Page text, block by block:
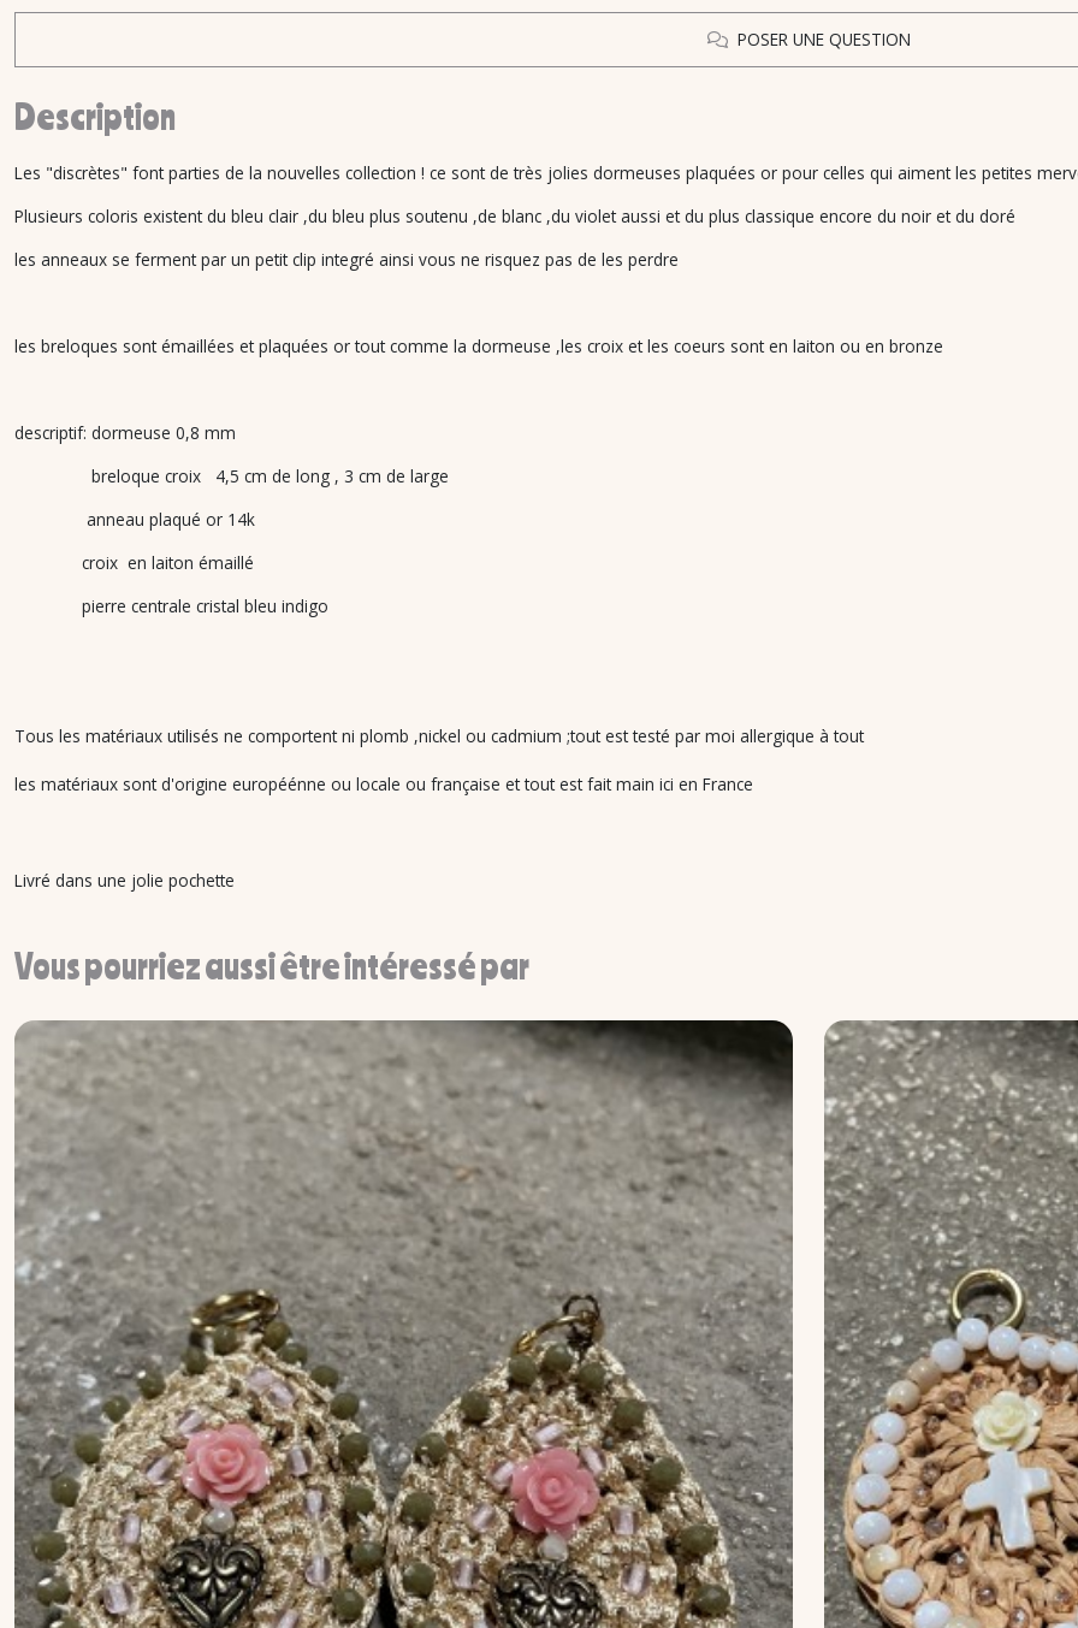
POSER UNE QUESTION
Description
Les "discrètes" font parties de la nouvelles collection ! ce sont de très jolies dormeuses plaquées or pour celles qui aiment les petites
Plusieurs coloris existent du bleu clair ,du bleu plus soutenu ,de blanc ,du violet aussi et du plus classique encore du noir et du doré
les anneaux se ferment par un petit clip integré ainsi vous ne risquez pas de les perdre
les breloques sont émaillées et plaquées or tout comme la dormeuse ,les croix et les coeurs sont en laiton ou en bronze
descriptif: dormeuse 0,8 mm
breloque croix 4,5 cm de long , 3 cm de large
anneau plaqué or 14k
croix en laiton émaillé
pierre centrale cristal bleu indigo
Tous les matériaux utilisés ne comportent ni plomb ,nickel ou cadmium ;tout est testé par moi allergique à tout
les matériaux sont d'origine européénne ou locale ou française et tout est fait main ici en France
Livré dans une jolie pochette
Vous pourriez aussi être intéressé par